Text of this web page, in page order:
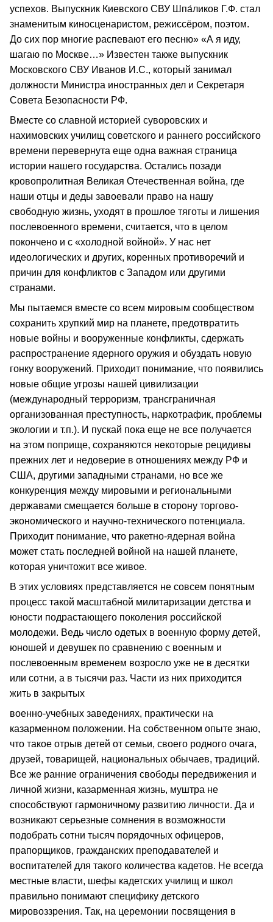
успехов. Выпускник Киевского СВУ Шпа́ликов Г.Ф. стал
знаменитым киносценаристом, режиссёром, поэтом.
До сих пор многие распевают его песню» «А я иду,
шагаю по Москве…» Известен также выпускник
Московского СВУ Иванов И.С., который занимал
должности Министра иностранных дел и Секретаря
Совета Безопасности РФ.
Вместе со славной историей суворовских и
нахимовских училищ советского и раннего российского
времени перевернута еще одна важная страница
истории нашего государства. Остались позади
кровопролитная Великая Отечественная война, где
наши отцы и деды завоевали право на нашу
свободную жизнь, уходят в прошлое тяготы и лишения
послевоенного времени, считается, что в целом
покончено и с «холодной войной». У нас нет
идеологических и других, коренных противоречий и
причин для конфликтов с Западом или другими
странами.
Мы пытаемся вместе со всем мировым сообществом
сохранить хрупкий мир на планете, предотвратить
новые войны и вооруженные конфликты, сдержать
распространение ядерного оружия и обуздать новую
гонку вооружений. Приходит понимание, что появились
новые общие угрозы нашей цивилизации
(международный терроризм, трансграничная
организованная преступность, наркотрафик, проблемы
экологии и т.п.). И пускай пока еще не все получается
на этом поприще, сохраняются некоторые рецидивы
прежних лет и недоверие в отношениях между РФ и
США, другими западными странами, но все же
конкуренция между мировыми и региональными
державами смещается больше в сторону торгово-
экономического и научно-технического потенциала.
Приходит понимание, что ракетно-ядерная война
может стать последней войной на нашей планете,
которая уничтожит все живое.
В этих условиях представляется не совсем понятным
процесс такой масштабной милитаризации детства и
юности подрастающего поколения российской
молодежи. Ведь число одетых в военную форму детей,
юношей и девушек по сравнению с военным и
послевоенным временем возросло уже не в десятки
или сотни, а в тысячи раз. Части из них приходится
жить в закрытых
военно-учебных заведениях, практически на
казарменном положении. На собственном опыте знаю,
что такое отрыв детей от семьи, своего родного очага,
друзей, товарищей, национальных обычаев, традиций.
Все же ранние ограничения свободы передвижения и
личной жизни, казарменная жизнь, муштра не
способствуют гармоничному развитию личности. Да и
возникают серьезные сомнения в возможности
подобрать сотни тысяч порядочных офицеров,
прапорщиков, гражданских преподавателей и
воспитателей для такого количества кадетов. Не всегда
местные власти, шефы кадетских училищ и школ
правильно понимают специфику детского
мировоззрения. Так, на церемонии посвящения в